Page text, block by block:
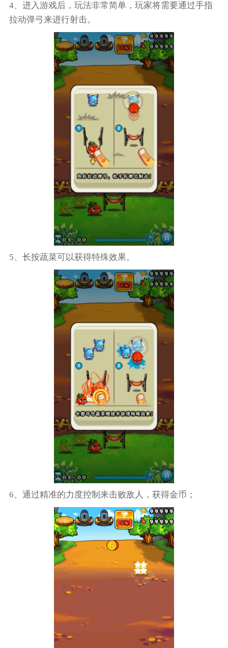
4、进入游戏后，玩法非常简单，玩家将需要通过手指
拉动弹弓来进行射击。
5、长按蔬菜可以获得特殊效果。
6、通过精准的力度控制来击败敌人，获得金币；